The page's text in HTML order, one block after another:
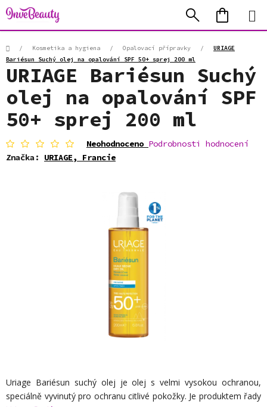
Přejít
na
obsah
Hledat
KOŠÍK
Domů/ Kosmetika a hygiena / Opalovací přípravky /
URIAGE
Bariésun Suchý olej na opalování SPF 50+ sprej 200 ml
Uriage Bariésun suchý olej je olej s velmi vysokou ochranou,
speciálně vyvinutý pro ochranu citlivé pokožky. Je produktem řady
URIAGE Bariésun Suchý
olej na opalování SPF
50+ sprej 200 ml
Průměrné
hodnocení
produktu
Neohodnoceno Podrobnosti hodnocení
Značka: URIAGE, Francie